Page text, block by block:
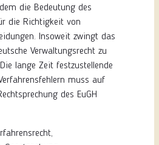
die Bedeutung des
die Richtigkeit von
Insoweit zwingt das
Verwaltungsrecht zu
lange Zeit festzustellende
muss auf
des EuGH